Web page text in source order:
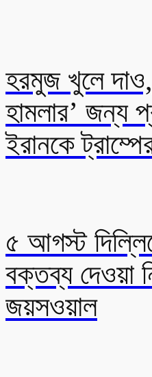
হরমুজ খুলে
হামলার’ জন্য
ইরানকে
৫ আগস্ট
বক্তব্য দেওয়া
জয়সওয়াল